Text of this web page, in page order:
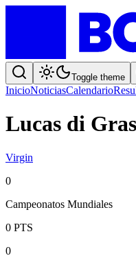
Toggle theme
InicioNoticiasCalendario
Lucas di
Virgin
0
Campeonatos Mundiales
0 PTS
0